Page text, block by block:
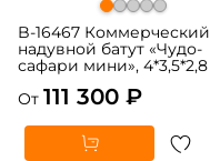
B-16467 Коммерческий
надувной батут «Чудо-
сафари мини»,
От 111 300 ₽